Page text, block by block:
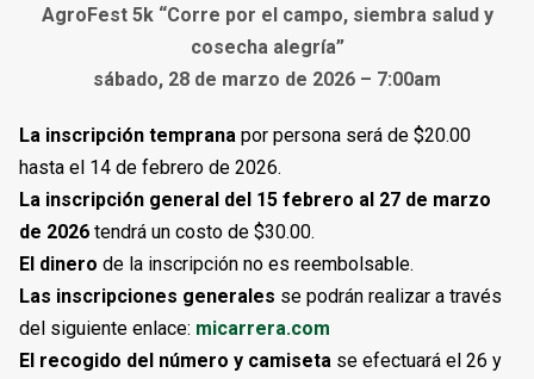
AgroFest 5k “Corre por el campo, siembra salud y
cosecha alegría”
sábado, 28 de marzo de 2026 – 7:00am
La inscripción temprana por persona será de $20.00
hasta el 14 de febrero de 2026.
La inscripción general del 15 febrero al 27 de marzo
de 2026tendrá un costo de $30.00.
El dinero de la inscripción no es reembolsable.
Las inscripciones generales se podrán realizar a través
del siguiente enlace: micarrera.com
El recogido del número y camiseta se efectuará el 26 y